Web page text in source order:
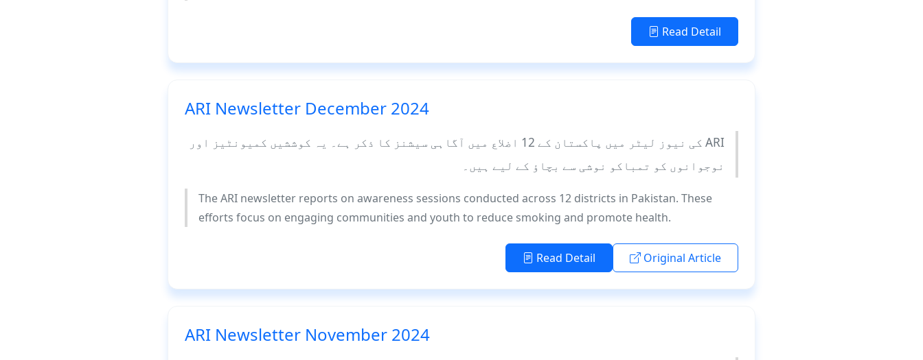
Read Detail
ARI Newsletter December 2024
ARI کی نیوز لیٹر میں پاکستان کے 12 اضلاع میں آگاہی سیشنز کا ذکر ہے۔ یہ کوششیں کمیونٹیز اور
نوجوانوں کو تمباکو نوشی سے بچاؤ کے لیے ہیں۔
The ARI newsletter reports on awareness sessions conducted across 12 districts in Pakistan. These
efforts focus on engaging communities and youth to reduce smoking and promote health.
Read Detail Original Article
ARI Newsletter November 2024